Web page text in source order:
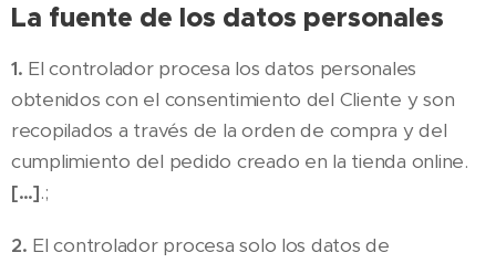
La fuente de los datos personales
1. El controlador procesa los datos personales
obtenidos con el consentimiento del Cliente y son
recopilados a través de la orden de compra y del
cumplimiento del pedido creado en la tienda online.
[…].;
2. El controlador procesa solo los datos de